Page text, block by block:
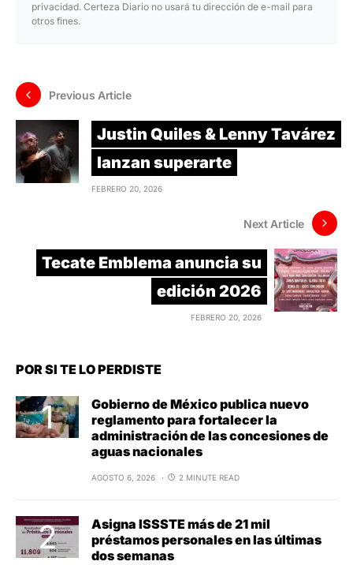
privacidad. Certeza Diario no usará tu dirección de e-mail para
otros fines.
Previous Article
Justin Quiles & Lenny Tavárez
lanzan superarte
FEBRERO 20, 2026
Next Article
Tecate Emblema anuncia su
edición 2026
FEBRERO 20, 2026
POR SI TE LO PERDISTE
Gobierno de México publica nuevo
reglamento para fortalecer la
administración de las concesiones de
aguas nacionales
AGOSTO 6, 2026 2 MINUTE READ
Asigna ISSSTE más de 21 mil
préstamos personales en las últimas
dos semanas